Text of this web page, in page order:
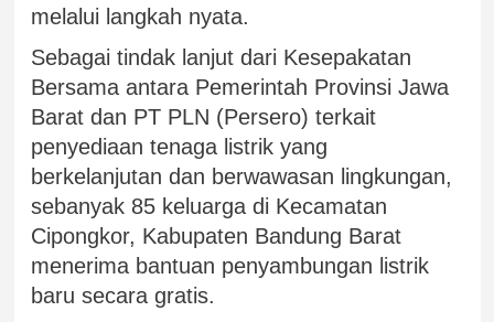
melalui langkah nyata.
Sebagai tindak lanjut dari Kesepakatan
Bersama antara Pemerintah Provinsi Jawa
Barat dan PT PLN (Persero) terkait
penyediaan tenaga listrik yang
berkelanjutan dan berwawasan lingkungan,
sebanyak 85 keluarga di Kecamatan
Cipongkor, Kabupaten Bandung Barat
menerima bantuan penyambungan listrik
baru secara gratis.